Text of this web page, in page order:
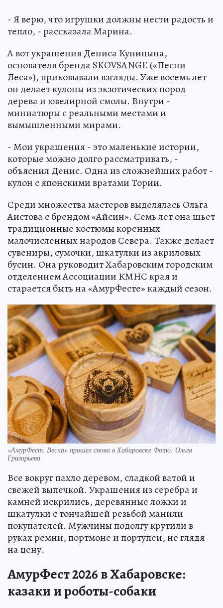
- Я верю, что игрушки должны нести радость и
тепло, - рассказала Марина.
А вот украшения Дениса Куницына,
основателя бренда SKOVSANGE («Песни
Леса»), приковывали взгляды. Уже восемь лет
он делает кулоны из экзотических пород
дерева и ювелирной смолы. Внутри -
миниатюры с реальными местами и
вымышленными мирами.
- Мои украшения - это маленькие истории,
которые можно долго рассматривать, -
объяснил Денис. Одна из сложнейших работ -
кулон с японскими вратами Тории.
Среди множества мастеров выделялась Ольга
Аистова с брендом «Айсин». Семь лет она шьет
традиционные костюмы коренных
малочисленных народов Севера. Также делает
сувениры, сумочки, шкатулки из акриловых
бусин. Она руководит Хабаровским городским
отделением Ассоциации КМНС края и
старается быть на «АмурФесте» каждый сезон.
«АмурФест. Весна» прошел снова в Хабаровске Фото: Ольга
Григорьева
Все вокруг пахло деревом, сладкой ватой и
свежей выпечкой. Украшения из серебра и
камней искрились, деревянные ложки и
шкатулки с тончайшей резьбой манили
покупателей. Мужчины подолгу крутили в
руках ремни, портмоне и портупеи, не глядя
на цену.
АмурФест 2026 в Хабаровске:
казаки и роботы-собаки